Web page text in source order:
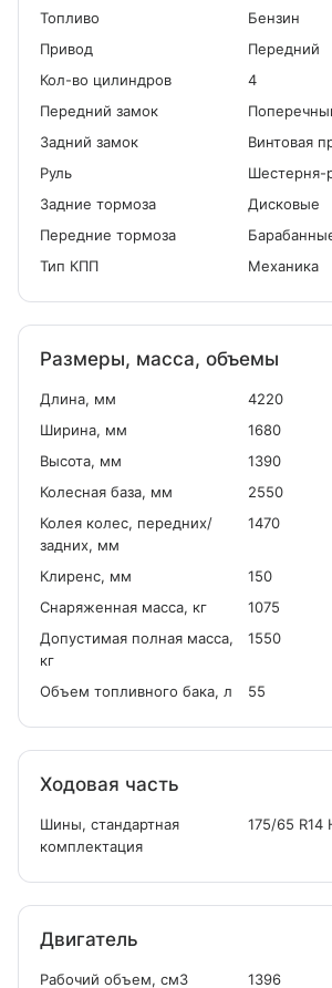
Топливо
Бензин
Привод
Передний
Кол-во цилиндров
4
Передний замок
Задний замок
Винтовая
Руль
Шестерня-
Задние тормоза
Дисковые
Передние тормоза
Тип КПП
Механика
Размеры, масса, объемы
Длина, мм
4220
Ширина, мм
1680
Высота, мм
1390
Колесная база, мм
2550
Колея колес, передних/
задних, мм
1470
Клиренс, мм
150
Снаряженная масса, кг
1075
Допустимая полная масса,
кг
1550
Объем топливного бака, л 55
Ходовая часть
Шины, стандартная
комплектация
175/65 R14
Двигатель
Рабочий объем, см3 1396